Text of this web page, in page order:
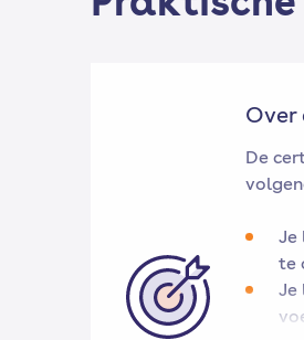
Over
De
Je
te
Je